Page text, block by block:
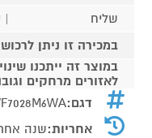
שליח
| עד
במכירה זו ניתן לרכוש עד 1 בעלות
במוצר זה ייתכנו
לאזורים מרחקים
דגם:
אחריות:שנה